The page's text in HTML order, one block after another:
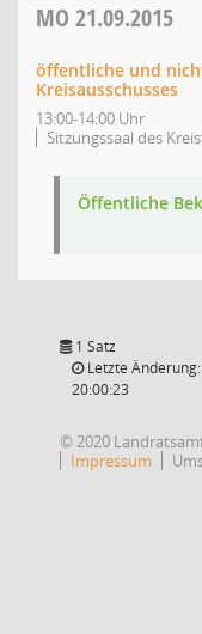
MO 21.09.2015
öffentliche und
Kreisausschusses
13:00-14:00 Uhr
Sitzungssaal des
Öffentliche
1 Satz
Letzte
20:00:23
© 2020
Impressum